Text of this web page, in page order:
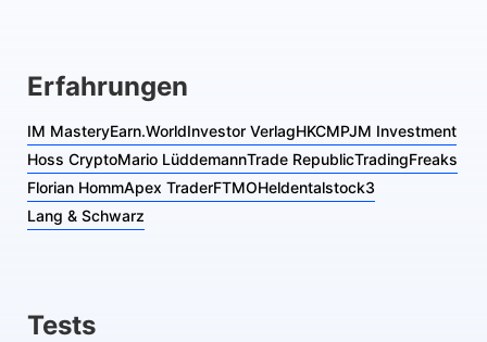
Erfahrungen
IM MasteryEarn.WorldInvestor VerlagHKCMPJM Investment
Hoss CryptoMario LüddemannTrade RepublicTradingFreaks
Florian HommApex TraderFTMOHeldentalstock3
Lang & Schwarz
Tests